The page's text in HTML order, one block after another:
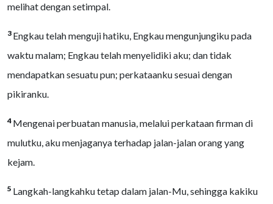
melihat dengan setimpal.
3 Engkau telah menguji hatiku, Engkau mengunjungiku pada
waktu malam; Engkau telah menyelidiki aku; dan tidak
mendapatkan sesuatu pun; perkataanku sesuai dengan
pikiranku.
4 Mengenai perbuatan manusia, melalui perkataan firman di
mulutku, aku menjaganya terhadap jalan-jalan orang yang
kejam.
5 Langkah-langkahku tetap dalam jalan-Mu, sehingga kakiku